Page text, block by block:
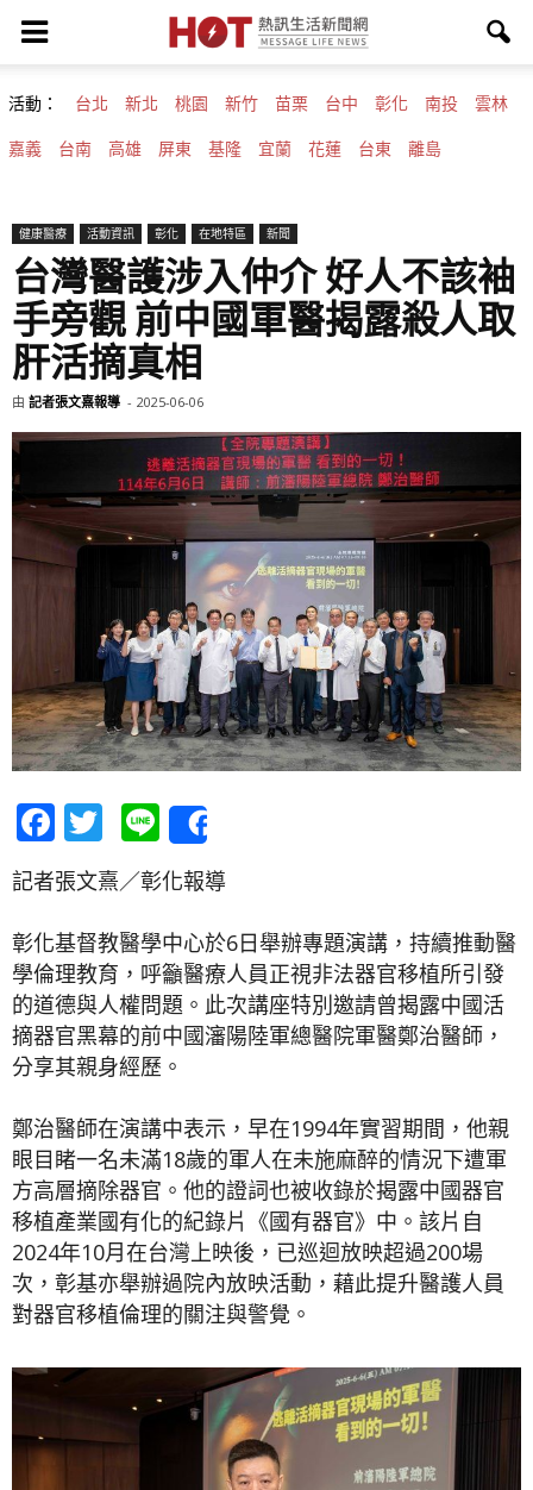
活動： 台北 新北 桃園 新竹 苗栗 台中 彰化 南投 雲林
嘉義 台南 高雄 屏東 基隆 宜蘭 花蓮 台東 離島
健康醫療 活動資訊 彰化 在地特區 新聞
台灣醫護涉入仲介 好人不該袖
手旁觀 前中國軍醫揭露殺人取
肝活摘真相
由 記者張文熹報導 - 2025-06-06
Facebook
Twitter
Line
記者張文熹／彰化報導
彰化基督教醫學中心於6日舉辦專題演講，持續推動醫
學倫理教育，呼籲醫療人員正視非法器官移植所引發
的道德與人權問題。此次講座特別邀請曾揭露中國活
摘器官黑幕的前中國瀋陽陸軍總醫院軍醫鄭治醫師，
分享其親身經歷。
鄭治醫師在演講中表示，早在1994年實習期間，他親
眼目睹一名未滿18歲的軍人在未施麻醉的情況下遭軍
方高層摘除器官。他的證詞也被收錄於揭露中國器官
移植產業國有化的紀錄片《國有器官》中。該片自
2024年10月在台灣上映後，已巡迴放映超過200場
次，彰基亦舉辦過院內放映活動，藉此提升醫護人員
對器官移植倫理的關注與警覺。